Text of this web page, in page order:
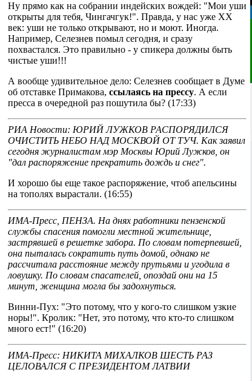
Ну прямо как на собрании индейских вождей: "Мои уши
открыты для тебя, Чингачгук!". Правда, у нас уже XX
век: уши не только открывают, но и моют. Иногда.
Например, Селезнев помыл сегодня, и сразу
похвастался. Это правильно - у спикера должны быть
чистые уши!!!
А вообще удивительное дело: Селезнев сообщает в Думе
об отставке Примакова, ссылаясь на прессу. А если
пресса в очередной раз пошутила бы? (17:33)
РИА Новости: ЮРИЙ ЛУЖКОВ РАСПОРЯДИЛСЯ
ОЧИСТИТЬ НЕБО НАД МОСКВОЙ ОТ ТУЧ. Как заявил
сегодня журналистам мэр Москвы Юрий Лужков, он
"дал распоряжение прекратить дождь и снег".
И хорошо бы еще такое распоряжение, чтоб апельсины
на тополях вырастали. (16:55)
ИМА-Пресс, ПЕНЗА. На днях работники пензенской
службы спасения помогли местной жительнице,
застрявшей в решетке забора. По словам потерпевшей,
она пыталась сократить путь домой, однако не
рассчитала расстояние между прутьями и угодила в
ловушку. По словам спасателей, опоздай они на 15
минут, женщина могла бы задохнуться.
Винни-Пух: "Это потому, что у кого-то слишком узкие
норы!". Кролик: "Нет, это потому, что кто-то слишком
много ест!" (16:20)
ИМА-Пресс: НИКИТА МИХАЛКОВ ШЕСТЬ РАЗ
ЦЕЛОВАЛСЯ С ПРЕЗИДЕНТОМ ЛАТВИИ